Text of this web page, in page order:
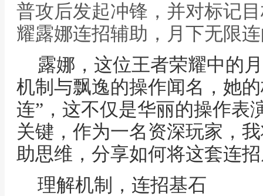
普攻后发起冲锋，并对标记
耀露娜连招辅助，月下无限
露娜，这位王者荣耀中的
机制与飘逸的操作闻名，她
连”，这不仅是华丽的操作表
关键，作为一名资深玩家，
助思维，分享如何将这套连
理解机制，连招基石